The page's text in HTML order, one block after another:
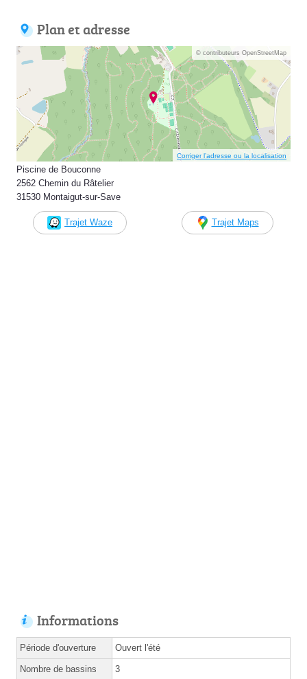
Plan et adresse
© contributeurs OpenStreetMap
Corriger l’adresse ou la localisation
Piscine de Bouconne
2562 Chemin du Râtelier
31530 Montaigut-sur-Save
Trajet Waze Trajet Maps
Informations
Période d'ouverture Ouvert l'été
Nombre de bassins 3